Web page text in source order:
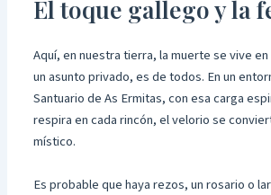
El toque gallego y la
Aquí, en nuestra tierra, la muerte se vive
un asunto privado, es de todos. En un
Santuario de As Ermitas, con esa carga
respira en cada rincón, el velorio se
místico.
Es probable que haya rezos, un rosario o